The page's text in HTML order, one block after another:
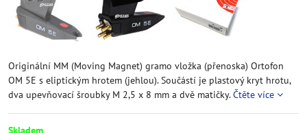
Originální MM (Moving Magnet) gramo vložka (přenoska) Ortofon
OM 5E s eliptickým hrotem (jehlou). Součástí je plastový kryt hrotu,
dva upevňovací šroubky M 2,5 x 8 mm a dvě matičky.Čtěte více